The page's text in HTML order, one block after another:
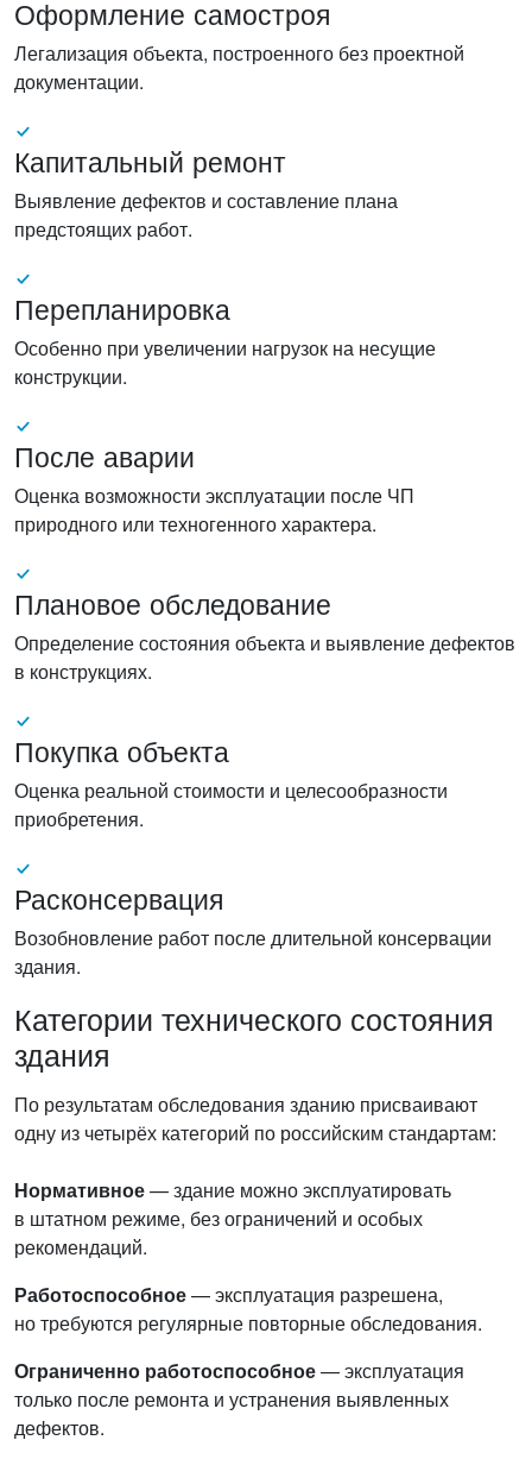
Оформление самостроя
Легализация объекта, построенного без проектной
документации.
Капитальный ремонт
Выявление дефектов и составление плана
предстоящих работ.
Перепланировка
Особенно при увеличении нагрузок на несущие
конструкции.
После аварии
Оценка возможности эксплуатации после ЧП
природного или техногенного характера.
Плановое обследование
Определение состояния объекта и выявление дефектов
в конструкциях.
Покупка объекта
Оценка реальной стоимости и целесообразности
приобретения.
Расконсервация
Возобновление работ после длительной консервации
здания.
Категории технического состояния
здания
По результатам обследования зданию присваивают
одну из четырёх категорий по российским стандартам:
Нормативное— здание можно эксплуатировать
в штатном режиме, без ограничений и особых
рекомендаций.
Работоспособное— эксплуатация разрешена,
но требуются регулярные повторные обследования.
Ограниченно работоспособное— эксплуатация
только после ремонта и устранения выявленных
дефектов.